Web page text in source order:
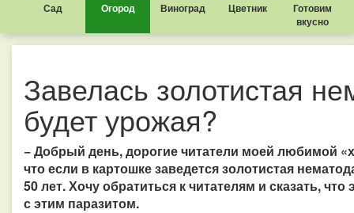
Сад Огород Виноград Цветник
Готовим
вкусно
Завелась золотистая
будет урожая?
− Добрый день, дорогие читатели моей любимой
что если в картошке заведется золотистая
50 лет. Хочу обратиться к читателям и сказать,
с этим паразитом.